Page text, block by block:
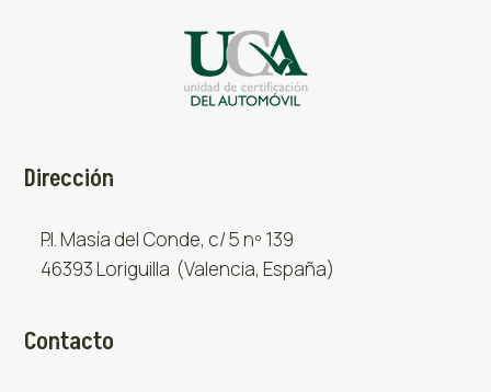
Dirección
P.I. Masía del Conde, c/ 5 nº 139
46393 Loriguilla (Valencia, España)
Contacto